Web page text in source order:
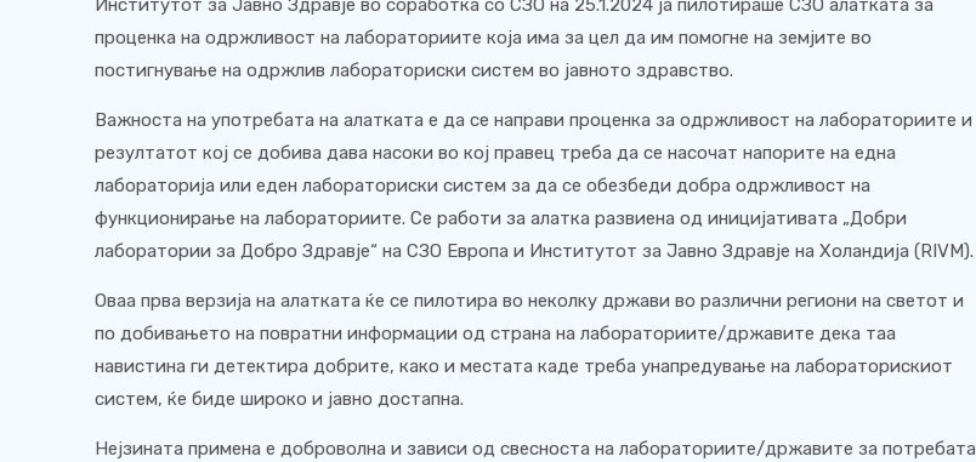
Институтот за Јавно Здравје во соработка со СЗО на 25.1.2024 ја пилотираше СЗО алатката за
проценка на одржливост на лабораториите која има за цел да им помогне на земјите во
постигнување на одржлив лабораториски систем во јавното здравство.
Важноста на употребата на алатката е да се направи проценка за одржливост на лабораториите и
резултатот кој се добива дава насоки во кој правец треба да се насочат напорите на една
лабораторија или еден лабораториски систем за да се обезбеди добра одржливост на
функционирање на лабораториите. Се работи за алатка развиена од иницијативата „Добри
лаборатории за Добро Здравје“ на СЗО Европа и Институтот за Јавно Здравје на Холандија (RIVM).
Оваа прва верзија на алатката ќе се пилотира во неколку држави во различни региони на светот и
по добивањето на повратни информации од страна на лабораториите/државите дека таа
навистина ги детектира добрите, како и местата каде треба унапредување на лабораторискиот
систем, ќе биде широко и јавно достапна.
Нејзината примена е доброволна и зависи од свесноста на лабораториите/државите за потребата